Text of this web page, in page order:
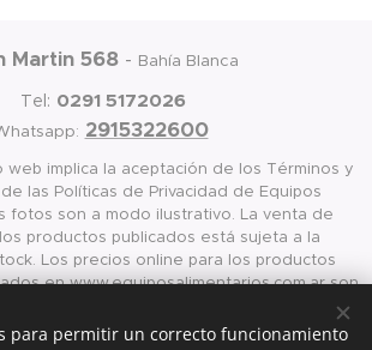
Martin 568- Bahía Blanca
Tel: 0291 5172026
2915322600
web implica la aceptación de los Términos y
las Políticas de Privacidad de Equipos
fotos son a modo ilustrativo. La venta de
productos publicados está sujeta a la
Los precios online para los productos
en www.equiposalimentarios.com.ar son
para la compra vía internet en las página
antes mencionada
para permitir un correcto funcionamiento